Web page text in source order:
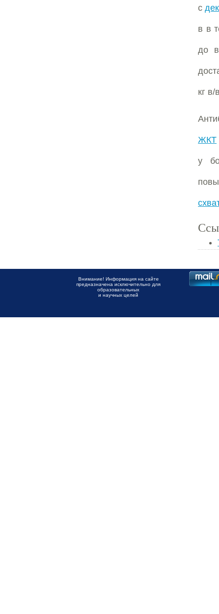
с
в в
до
кг
ЖКТ
у
Внимание! Информация на сайте
предназначена исключительно для
образовательных
и научных целей